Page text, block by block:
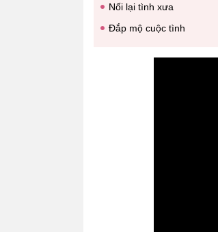
Nối lại tình xưa
Đắp mộ cuộc tình